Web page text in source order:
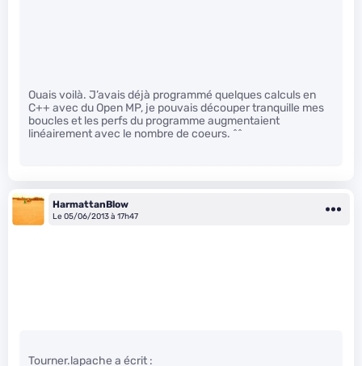
Ouais voilà. J’avais déjà programmé quelques calculs en
C++ avec du Open MP, je pouvais découper tranquille mes
boucles et les perfs du programme augmentaient
linéairement avec le nombre de coeurs. ^^
HarmattanBlow
Le 05/06/2013 à 17h47
Tourner.lapache a écrit :